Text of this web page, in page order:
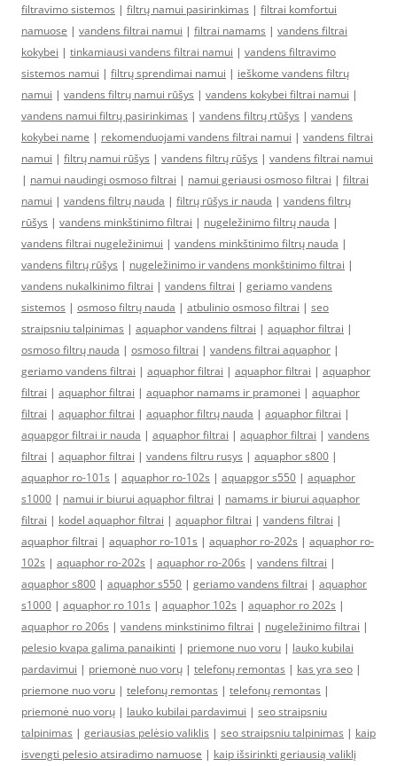
filtravimo sistemos | filtrų namui pasirinkimas | filtrai komfortui
namuose | vandens filtrai namui | filtrai namams | vandens filtrai
kokybei | tinkamiausi vandens filtrai namui | vandens filtravimo
sistemos namui | filtrų sprendimai namui | ieškome vandens filtrų
namui | vandens filtrų namui rūšys | vandens kokybei filtrai namui |
vandens namui filtrų pasirinkimas | vandens filtrų rtūšys | vandens
kokybei name | rekomenduojami vandens filtrai namui | vandens filtrai
namui | filtrų namui rūšys | vandens filtrų rūšys | vandens filtrai namui
| namui naudingi osmoso filtrai | namui geriausi osmoso filtrai | filtrai
namui | vandens filtrų nauda | filtrų rūšys ir nauda | vandens filtrų
rūšys | vandens minkštinimo filtrai | nugeležinimo filtrų nauda |
vandens filtrai nugeležinimui | vandens minkštinimo filtrų nauda |
vandens filtrų rūšys | nugeležinimo ir vandens monkštinimo filtrai |
vandens nukalkinimo filtrai | vandens filtrai | geriamo vandens
sistemos | osmoso filtrų nauda | atbulinio osmoso filtrai | seo
straipsniu talpinimas | aquaphor vandens filtrai | aquaphor filtrai |
osmoso filtrų nauda | osmoso filtrai | vandens filtrai aquaphor |
geriamo vandens filtrai | aquaphor filtrai | aquaphor filtrai | aquaphor
filtrai | aquaphor filtrai | aquaphor namams ir pramonei | aquaphor
filtrai | aquaphor filtrai | aquaphor filtrų nauda | aquaphor filtrai |
aquapgor filtrai ir nauda | aquaphor filtrai | aquaphor filtrai | vandens
filtrai | aquaphor filtrai | vandens filtru rusys | aquaphor s800 |
aquaphor ro-101s | aquaphor ro-102s | aquapgor s550 | aquaphor
s1000 | namui ir biurui aquaphor filtrai | namams ir biurui aquaphor
filtrai | kodel aquaphor filtrai | aquaphor filtrai | vandens filtrai |
aquaphor filtrai | aquaphor ro-101s | aquaphor ro-202s | aquaphor ro-
102s | aquaphor ro-202s | aquaphor ro-206s | vandens filtrai |
aquaphor s800 | aquaphor s550 | geriamo vandens filtrai | aquaphor
s1000 | aquaphor ro 101s | aquaphor 102s | aquaphor ro 202s |
aquaphor ro 206s | vandens minkstinimo filtrai | nugeležinimo filtrai |
pelesio kvapa galima panaikinti | priemone nuo voru | lauko kubilai
pardavimui | priemonė nuo vorų | telefonų remontas | kas yra seo |
priemone nuo voru | telefonų remontas | telefonų remontas |
priemonė nuo vorų | lauko kubilai pardavimui | seo straipsniu
talpinimas | geriausias pelėsio valiklis | seo straipsniu talpinimas | kaip
isvengti pelesio atsiradimo namuose | kaip išsirinkti geriausią valiklį